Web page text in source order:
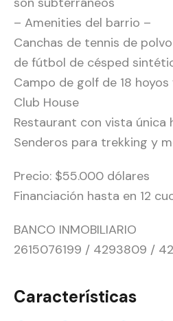
– Amenities del barrio –
Canchas de tennis de
de fútbol de césped
Campo de golf de 18 hoyos
Club House
Restaurant con vista única
Senderos para trekking y
Precio: $55.000 dólares
Financiación hasta en 12
BANCO INMOBILIARIO
2615076199 / 4293809 /
Características